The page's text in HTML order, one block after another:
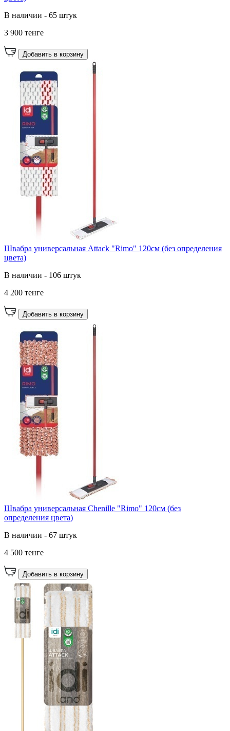
В наличии - 65 штук
3 900 тенге
Добавить в корзину
Швабра универсальная Attack "Rimo" 120см (без определения
цвета)
В наличии - 106 штук
4 200 тенге
Добавить в корзину
Швабра универсальная Chenille "Rimo" 120см (без
определения цвета)
В наличии - 67 штук
4 500 тенге
Добавить в корзину